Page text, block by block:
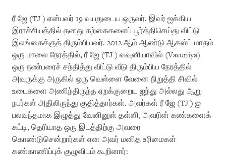
ரீ ஜே (TJ ) என்பவர் 19 வயதுடைய ஒருவர். இவர் ஐக்கிய
இராச்சியத்தில் தனது கற்கைகளைப் பூர்த்திசெய்து விட்டு
இலங்கைக்குத் திரும்பியவர். 2012 ஆம் ஆண்டு ஆகஸ்ட் மாதம்
ஒரு மாலை நேரத்தில், ரீ ஜே (TJ ) வவுனியாவில் (Vavuniya)
ஒரு நண்பரைச் சந்தித்து விட்டு வீடு திரும்பிய நேரத்தில்
அவருக்கு அருகில் ஒரு வெள்ளை வேனை நிறுத்தி சிவில்
உடைகளை அணிந்திருந்த ஏறக்குறைய ஐந்து அல்லது ஆறு
நபர்கள் அதிலிருந்து குதித்தார்கள். அவர்கள் ரீ ஜே (TJ ) ஐ
பலவந்தமாக இழுத்து வேனினுள் தள்ளி, அவரின் கண்களைக்
கட்டி, தெரியாத ஒரு இடத்திற்கு அவரை
கொண்டுசென்றார்கள் என அவர் மனித உரிமைகள்
கண்காணிப்புக் குழுவிடம் கூறினார்: